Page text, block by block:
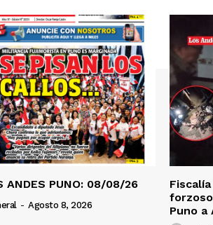
ANDES PUNO: 08/08/26
- Agosto 8, 2026
Puno a